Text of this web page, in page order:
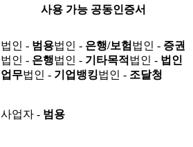
사용 가능 공동인증서
법인 - 범용법인 - 은행/보험 법인 - 증권
법인 - 은행법인 - 기타목적 법인 - 법인
업무법인 - 기업뱅킹법인 - 조달청
사업자 - 범용